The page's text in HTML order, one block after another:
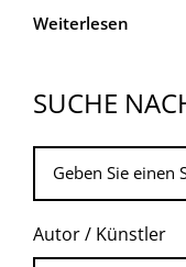
Weiterlesen
SUCHE
Autor / Künstler